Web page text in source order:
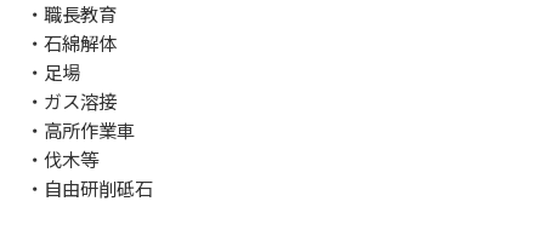
・職長教育
・石綿解体
・足場
・ガス溶接
・高所作業車
・伐木等
・自由研削砥石